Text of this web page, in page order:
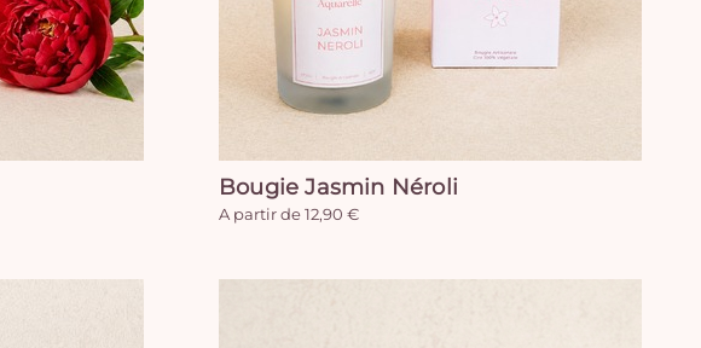
Bougie Jasmin Néroli
A partir de 12,90 €